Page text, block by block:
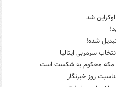
شد
شده!
سرمربی ایتالیا
مکه محکوم به شکست است
روز خبرنگار